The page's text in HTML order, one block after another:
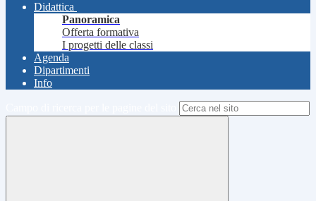
Didattica
Panoramica
Offerta formativa
I progetti delle classi
Agenda
Dipartimenti
Info